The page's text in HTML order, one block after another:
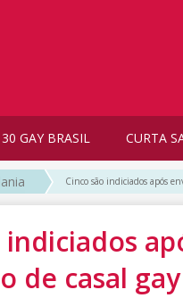
GAY BRASIL CURTA
Cinco são indiciados após
indiciados
de casal